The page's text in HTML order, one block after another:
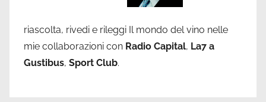
riascolta, rivedi e rileggi Il mondo del vino nelle
mie collaborazioni con Radio Capital, La7 a
Gustibus, Sport Club.